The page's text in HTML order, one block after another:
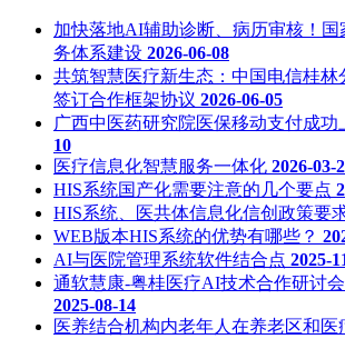
加快落地AI辅助诊断、病历审核！国
务体系建设 2026-06-08
共筑智慧医疗新生态：中国电信桂林
签订合作框架协议 2026-06-05
广西中医药研究院医保移动支付成功
10
医疗信息化智慧服务一体化 2026-03-
HIS系统国产化需要注意的几个要点
HIS系统、医共体信息化信创政策要
WEB版本HIS系统的优势有哪些？
AI与医院管理系统软件结合点 2025-
通软慧康-粤桂医疗AI技术合作研讨
2025-08-14
医养结合机构内老年人在养老区和医